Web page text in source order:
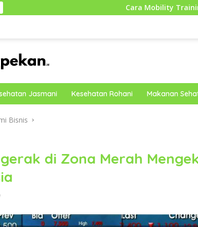
Cara Mobility Training Membantu
Jasmani Kesehatan Rohani Makanan
Bisnis
di Zona Merah